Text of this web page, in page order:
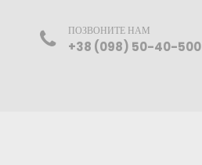
ПОЗВОНИТЕ НАМ
+38 (098) 50-40-500